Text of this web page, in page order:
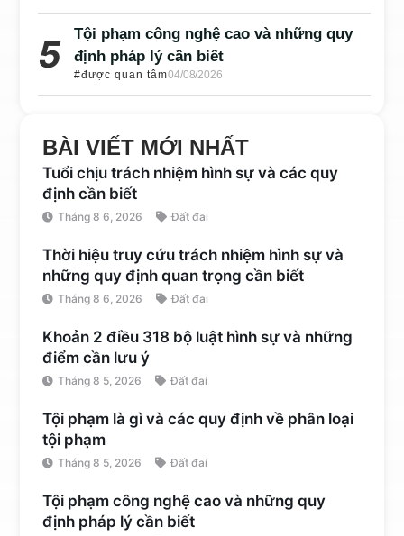
Tội phạm công nghệ cao và những quy
định pháp lý cần biết
#được quan tâm04/08/2026
BÀI VIẾT MỚI NHẤT
Tuổi chịu trách nhiệm hình sự và các quy
định cần biết
Tháng 8 6, 2026 Đất đai
Thời hiệu truy cứu trách nhiệm hình sự và
những quy định quan trọng cần biết
Tháng 8 6, 2026 Đất đai
Khoản 2 điều 318 bộ luật hình sự và những
điểm cần lưu ý
Tháng 8 5, 2026 Đất đai
Tội phạm là gì và các quy định về phân loại
tội phạm
Tháng 8 5, 2026 Đất đai
Tội phạm công nghệ cao và những quy
định pháp lý cần biết